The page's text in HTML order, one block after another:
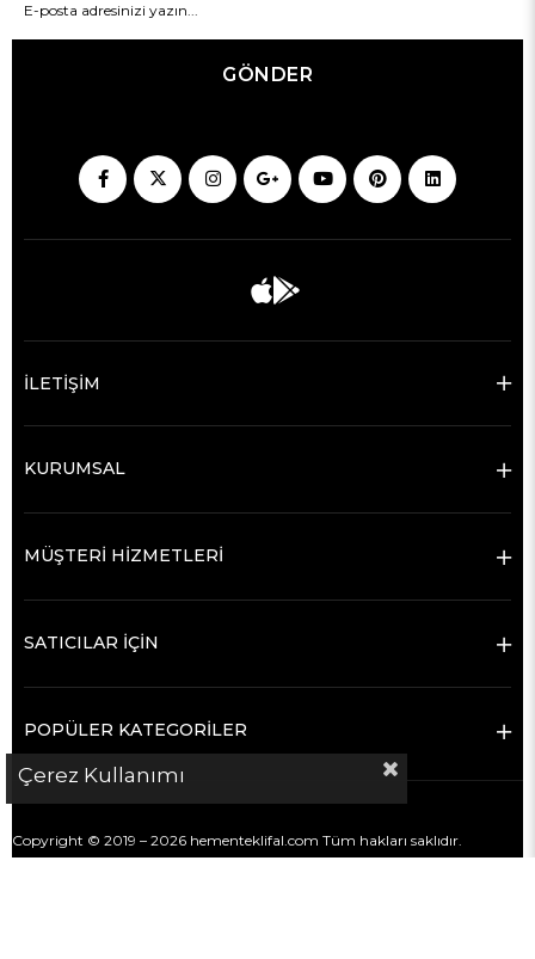
GÖNDER
İLETİŞİM
KURUMSAL
MÜŞTERİ HİZMETLERİ
SATICILAR İÇİN
POPÜLER KATEGORİLER
Copyright © 2019 – 2026 hementeklifal.com Tüm hakları saklıdır.
Çerez Kullanımı